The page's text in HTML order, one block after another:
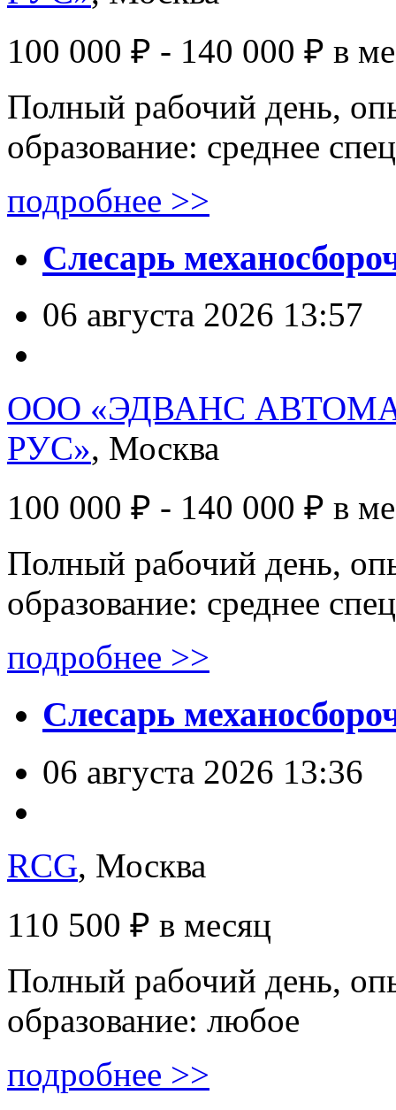
100 000 ₽ - 140 000 ₽ в
Полный рабочий день,
образование: среднее
подробнее >>
Слесарь
06 августа 2026 13:57
ООО «ЭДВАНС
РУС», Москва
100 000 ₽ - 140 000 ₽ в
Полный рабочий день,
образование: среднее
подробнее >>
Слесарь
06 августа 2026 13:36
RCG, Москва
110 500 ₽ в месяц
Полный рабочий день,
образование: любое
подробнее >>